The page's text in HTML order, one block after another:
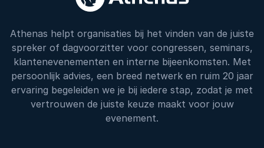
Athenas helpt organisaties bij het vinden van de juiste
spreker of dagvoorzitter voor congressen, seminars,
klantenevenementen en interne bijeenkomsten. Met
persoonlijk advies, een breed netwerk en ruim 20 jaar
ervaring begeleiden we je bij iedere stap, zodat je met
vertrouwen de juiste keuze maakt voor jouw
evenement.